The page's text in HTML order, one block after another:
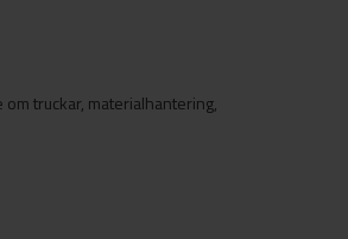
truckar, materialhantering,